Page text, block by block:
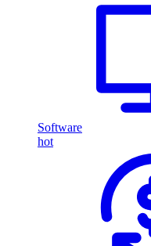
Software
hot